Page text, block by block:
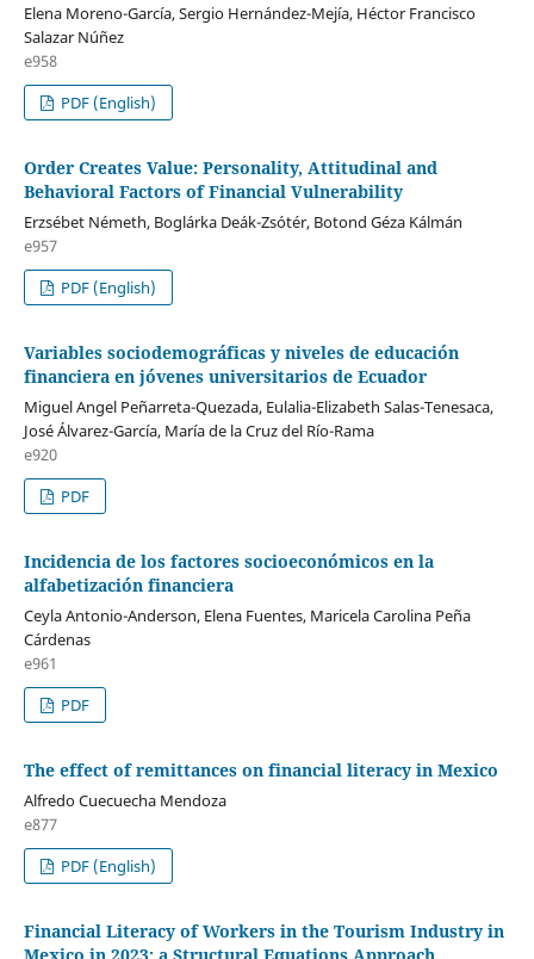
Elena Moreno-García, Sergio Hernández-Mejía, Héctor Francisco
Salazar Núñez
e958
PDF (English)
Order Creates Value: Personality, Attitudinal and
Behavioral Factors of Financial Vulnerability
Erzsébet Németh, Boglárka Deák-Zsótér, Botond Géza Kálmán
e957
PDF (English)
Variables sociodemográficas y niveles de educación
financiera en jóvenes universitarios de Ecuador
Miguel Angel Peñarreta-Quezada, Eulalia-Elizabeth Salas-Tenesaca,
José Álvarez-García, María de la Cruz del Río-Rama
e920
PDF
Incidencia de los factores socioeconómicos en la
alfabetización financiera
Ceyla Antonio-Anderson, Elena Fuentes, Maricela Carolina Peña
Cárdenas
e961
PDF
The effect of remittances on financial literacy in Mexico
Alfredo Cuecuecha Mendoza
e877
PDF (English)
Financial Literacy of Workers in the Tourism Industry in